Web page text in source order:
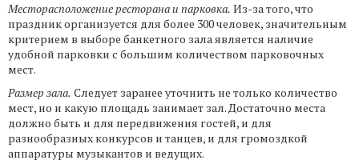
Месторасположение ресторана и парковка. Из-за того, что
праздник организуется для более 300 человек, значительным
критерием в выборе банкетного зала является наличие
удобной парковки с большим количеством парковочных
мест.
Размер зала. Следует заранее уточнить не только количество
мест, но и какую площадь занимает зал. Достаточно места
должно быть и для передвижения гостей, и для
разнообразных конкурсов и танцев, и для громоздкой
аппаратуры музыкантов и ведущих.